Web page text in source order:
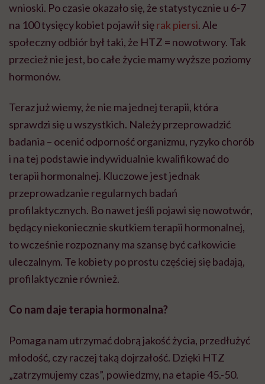
wnioski. Po czasie okazało się, że statystycznie u 6-7
na 100 tysięcy kobiet pojawił sięrak piersi. Ale
społeczny odbiór był taki, że HTZ = nowotwory. Tak
przecież nie jest, bo całe życie mamy wyższe poziomy
hormonów.
Teraz już wiemy, że nie ma jednej terapii, która
sprawdzi się u wszystkich. Należy przeprowadzić
badania – ocenić odporność organizmu, ryzyko chorób
i na tej podstawie indywidualnie kwalifikować do
terapii hormonalnej. Kluczowe jest jednak
przeprowadzanie regularnych badań
profilaktycznych. Bo nawet jeśli pojawi się nowotwór,
będący niekoniecznie skutkiem terapii hormonalnej,
to wcześnie rozpoznany ma szansę być całkowicie
uleczalnym. Te kobiety po prostu częściej się badają,
profilaktycznie również.
Co nam daje terapia hormonalna?
Pomaga nam utrzymać dobrą jakość życia, przedłużyć
młodość, czy raczej taką dojrzałość. Dzięki HTZ
„zatrzymujemy czas”, powiedzmy, na etapie 45.-50.